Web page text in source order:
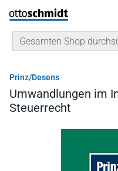
Direkt zum Inhalt
Prinz/Desens
Umwandlungen im
Steuerrecht